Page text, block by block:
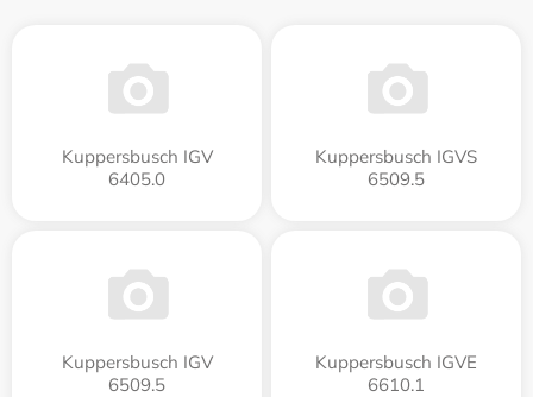
Kuppersbusch IGV
6405.0
Kuppersbusch IGVS
6509.5
Kuppersbusch IGV
6509.5
Kuppersbusch IGVE
6610.1